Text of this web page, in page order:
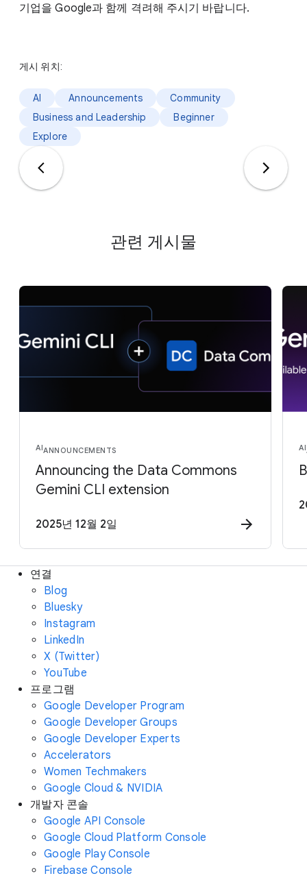
기업을 Google과 함께 격려해 주시기 바랍니다.
게시 위치:
AI Announcements
Community
Business and Leadership
Beginner
Explore
관련 게시물
AIANNOUNCEMENTS
Announcing the Data Commons
Gemini CLI extension
2025년 12월 2일
AI
연결
Blog
Bluesky
Instagram
LinkedIn
X (Twitter)
YouTube
프로그램
Google Developer Program
Google Developer Groups
Google Developer Experts
Accelerators
Women Techmakers
Google Cloud & NVIDIA
개발자 콘솔
Google API Console
Google Cloud Platform Console
Google Play Console
Firebase Console